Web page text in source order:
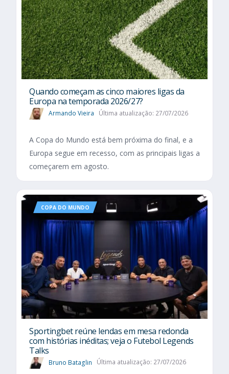
Quando começam as cinco maiores ligas da
Europa na temporada 2026/27?
Armando Vieira Última atualização: 27/07/2026
A Copa do Mundo está bem próxima do final, e a
Europa segue em recesso, com as principais ligas a
começarem em agosto.
COPA DO MUNDO
Sportingbet reúne lendas em mesa redonda
com histórias inéditas; veja o Futebol Legends
Talks
Bruno Bataglin Última atualização: 27/07/2026